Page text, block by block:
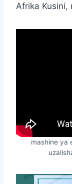
Afrika Kusini,
mashine ya